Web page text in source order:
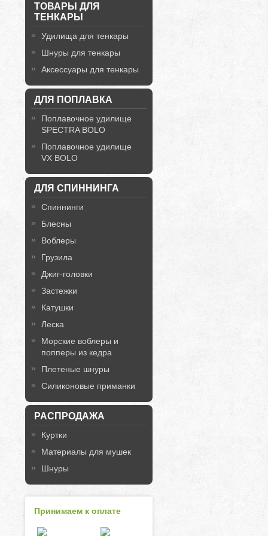
ТОВАРЫ ДЛЯ
ТЕНКАРЫ
Удилища для тенкары
Шнуры для тенкары
Аксессуары для тенкары
ДЛЯ ПОПЛАВКА
Поплавочное удилище
SPECTRA BOLO
Поплавочное удилище
VX BOLO
ДЛЯ СПИННИНГА
Спиннинги
Блесны
Воблеры
Грузила
Джиг-головки
Застежки
Катушки
Леска
Морские воблеры и
попперы из кедра
Плетеные шнуры
Силиконовые приманки
РАСПРОДАЖА
Куртки
Материалы для мушек
Шнуры
Принимаем к оплате